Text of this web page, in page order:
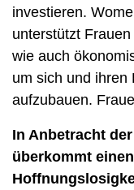
investieren.
unterstützt
wie auch
um sich und ihren
aufzubauen.
In Anbetracht
überkommt